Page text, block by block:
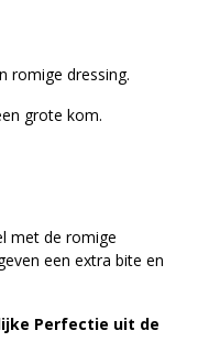
romige dressing.
grote kom.
met de romige
een extra bite en
Perfectie uit de